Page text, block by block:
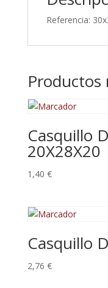
Referencia:
Productos
Casquillo
20X28X20
1,40 €
Casquillo
2,76 €